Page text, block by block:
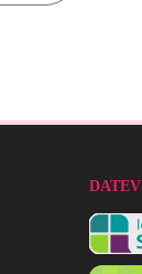
DATEV